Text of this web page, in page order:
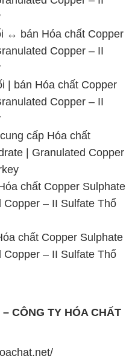
↔ bán Hóa chất Copper
Copper – II
| bán Hóa chất Copper
Copper – II
cấp Hóa chất
| Granulated Copper
chất Copper Sulphate
– II Sulfate Thổ
chất Copper Sulphate
– II Sulfate Thổ
CÔNG TY HÓA CHẤT